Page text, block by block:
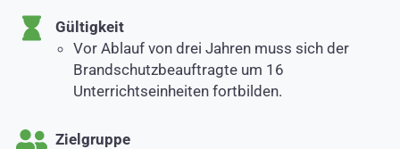
Gültigkeit
Vor Ablauf von drei Jahren muss sich der
Brandschutzbeauftragte um 16
Unterrichtseinheiten fortbilden.
Zielgruppe